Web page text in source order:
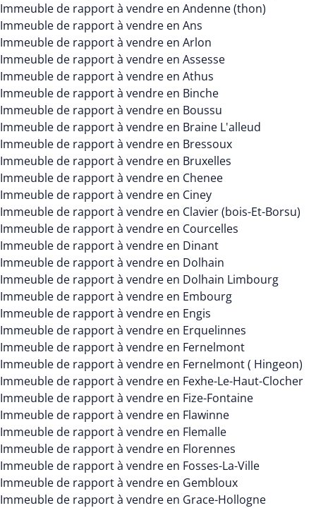
Immeuble de rapport à vendre en Andenne (thon)
Immeuble de rapport à vendre en Ans
Immeuble de rapport à vendre en Arlon
Immeuble de rapport à vendre en Assesse
Immeuble de rapport à vendre en Athus
Immeuble de rapport à vendre en Binche
Immeuble de rapport à vendre en Boussu
Immeuble de rapport à vendre en Braine L'alleud
Immeuble de rapport à vendre en Bressoux
Immeuble de rapport à vendre en Bruxelles
Immeuble de rapport à vendre en Chenee
Immeuble de rapport à vendre en Ciney
Immeuble de rapport à vendre en Clavier (bois-Et-Borsu)
Immeuble de rapport à vendre en Courcelles
Immeuble de rapport à vendre en Dinant
Immeuble de rapport à vendre en Dolhain
Immeuble de rapport à vendre en Dolhain Limbourg
Immeuble de rapport à vendre en Embourg
Immeuble de rapport à vendre en Engis
Immeuble de rapport à vendre en Erquelinnes
Immeuble de rapport à vendre en Fernelmont
Immeuble de rapport à vendre en Fernelmont ( Hingeon)
Immeuble de rapport à vendre en Fexhe-Le-Haut-Clocher
Immeuble de rapport à vendre en Fize-Fontaine
Immeuble de rapport à vendre en Flawinne
Immeuble de rapport à vendre en Flemalle
Immeuble de rapport à vendre en Florennes
Immeuble de rapport à vendre en Fosses-La-Ville
Immeuble de rapport à vendre en Gembloux
Immeuble de rapport à vendre en Grace-Hollogne